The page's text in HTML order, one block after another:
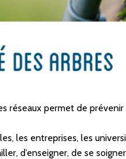
permet de prévenir
les entreprises, les
d’enseigner, de se